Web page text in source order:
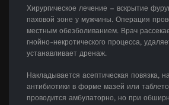
Хирургическое лечение – вскрытие
паховой зоне у мужчины. Операция
местным обезболиванием. Врач
гнойно-некротического процесса,
устанавливает дренаж.
Накладывается асептическая повязка,
антибиотики в форме мазей или
проводится амбулаторно, но при